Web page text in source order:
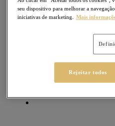
seu dispositivo para melhorar a
iniciativas de marketing.
Mais
Rejeitar todos